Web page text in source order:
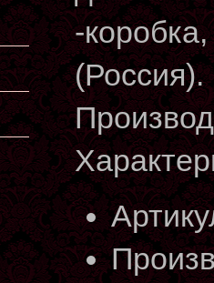
-
(Россия).